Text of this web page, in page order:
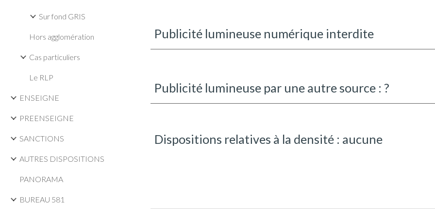
Sur fond GRIS
Hors agglomération
Cas particuliers
Le RLP
ENSEIGNE
PREENSEIGNE
SANCTIONS
AUTRES DISPOSITIONS
PANORAMA
BUREAU 581
Publicité lumineuse numérique interdite
Publicité lumineuse par une autre source : ?
Dispositions relatives à la densité : aucune